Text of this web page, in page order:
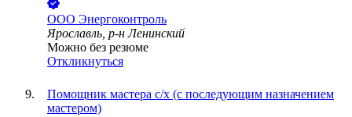
ООО Энергоконтроль
Ярославль, р-н Ленинский
Можно без резюме
Откликнуться
Помощник мастера с/х (с последующим назначением
мастером)